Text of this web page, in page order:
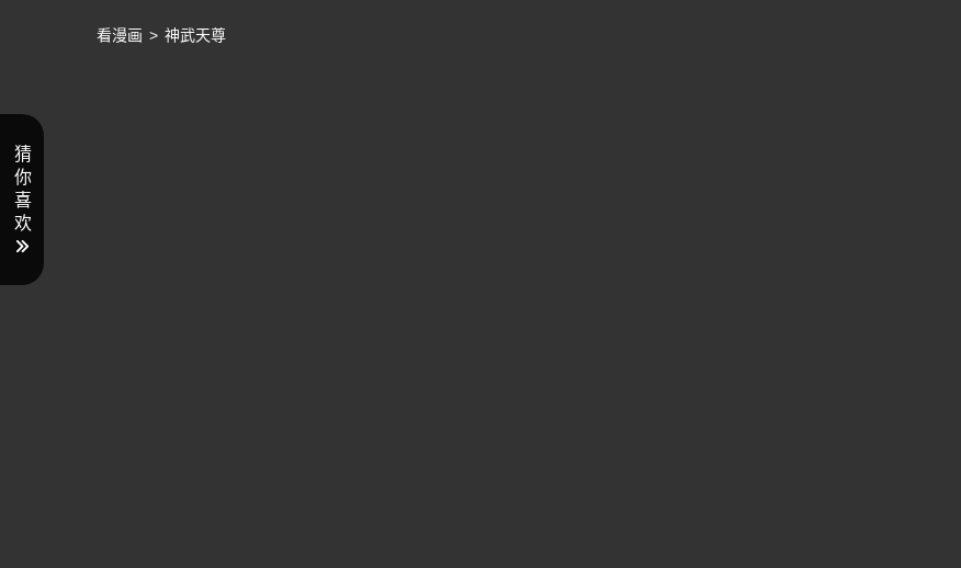
看漫画 > 神武天尊
猜
你
喜
欢